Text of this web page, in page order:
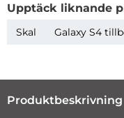
Upptäck liknande
Skal Galaxy S4
Produktbeskrivning